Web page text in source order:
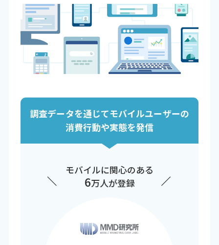
調査データを通じてモバイルユーザーの
消費行動や実態を発信
モバイルに関心のある
6万人が登録